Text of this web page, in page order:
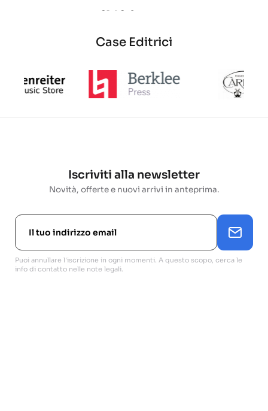
Prezzo
21,90 €
Case Editrici
Iscriviti alla newsletter
Novità, offerte e nuovi arrivi in anteprima.
Puoi annullare l'iscrizione in ogni momenti. A questo scopo, cerca le
info di contatto nelle note legali.